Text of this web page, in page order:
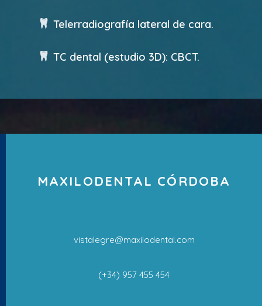
Telerradiografía lateral de cara.
TC dental (estudio 3D): CBCT.
MAXILODENTAL CÓRDOBA
vistalegre@maxilodental.com
(+34) 957 455 454